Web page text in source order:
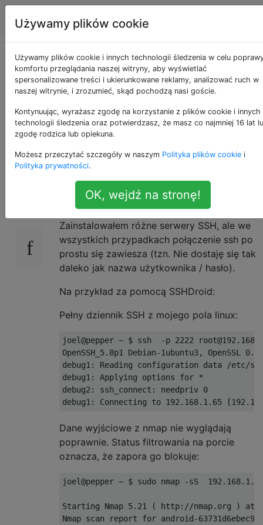
Android Tagi
Dlaczego serwer SSH
nie działa na
Androidzie 4, czy
porty są blokowane?
Mam problem z ssh'ingiem w moim nowym
telefonie z Androidem 4 (Samsung Nexus).
Zainstalowałem różne serwery SSH, ale we
wszystkich przypadkach połączenie ssh po
prostu się zawiesza (tzn. Nie dostaję się tak
daleko jak nazwa użytkownika / hasło).
Na przykład za pomocą SSHDroid:
Pełny dziennik SSH z mojego pola linux:
joel@pepper ~ $ ssh  -p 2222
OpenSSH_5.8p1 Debian-1ubuntu3, OpenSSL
debug1: Reading configuration data /etc/
debug1: Applying options for *
debug2: ssh_connect: needpriv 0
Dane wyjściowe z nmap nie wyglądają
poprawnie. Status filtrowania na porcie
oznacza, że ​​zapora go blokuje:
joel@pepper ~ $ sudo nmap -sS
Starting Nmap 5.21 ( http://nmap.org ) at
Nmap scan report for android-
Używamy plików cookie
Używamy plików cookie i innych technologii śledzenia w celu
komfortu przeglądania naszej witryny, aby wyświetlać
spersonalizowane treści i ukierunkowane reklamy, analizować ruch w
naszej witrynie, i zrozumieć, skąd pochodzą nasi goście.
Kontynuując, wyrażasz zgodę na korzystanie z plików cookie i innych
technologii śledzenia oraz potwierdzasz, że masz co najmniej 16 lat
zgodę rodzica lub opiekuna.
Możesz przeczytać szczegóły w naszym Polityka plików cookie i
Polityka prywatności.
OK, wejdź na stronę!